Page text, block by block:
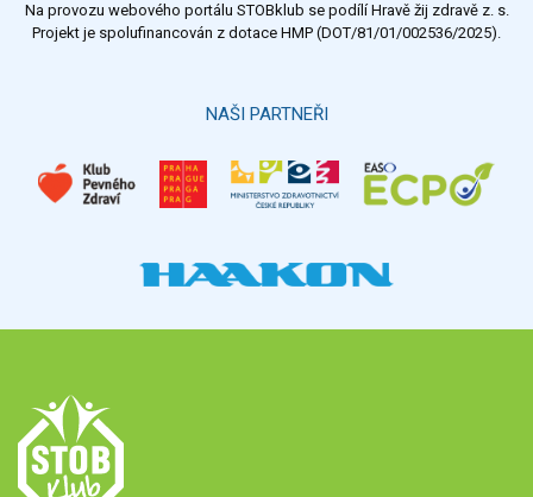
Výsledky Všechny ankety
Na provozu webového portálu STOBklub se podílí Hravě žij zdravě z. s.
Projekt je spolufinancován z dotace HMP (DOT/81/01/002536/2025).
NAŠI PARTNEŘI